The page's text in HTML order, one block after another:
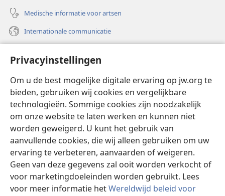
Privacyinstellingen
Om u de best mogelijke digitale ervaring op jw.org te
bieden, gebruiken wij cookies en vergelijkbare
technologieën. Sommige cookies zijn noodzakelijk
om onze website te laten werken en kunnen niet
worden geweigerd. U kunt het gebruik van
aanvullende cookies, die wij alleen gebruiken om uw
ervaring te verbeteren, aanvaarden of weigeren.
Geen van deze gegevens zal ooit worden verkocht of
voor marketingdoeleinden worden gebruikt. Lees
voor meer informatie hetWereldwijd beleid voor
Medische informatie voor artsen
Internationale communicatie
(opent
nieuw
venster)Watchtower ONLINE LIBRARY™
(opent
nieuw
venster)JW Hub
(opent
nieuw
venster)JW Library ®
Watchtower Library